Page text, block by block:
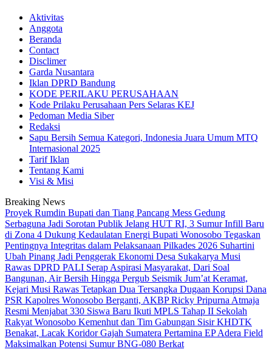
Aktivitas
Anggota
Beranda
Contact
Disclimer
Garda Nusantara
Iklan DPRD Bandung
KODE PERILAKU PERUSAHAAN
Kode Prilaku Perusahaan Pers Selaras KEJ
Pedoman Media Siber
Redaksi
Sapu Bersih Semua Kategori, Indonesia Juara Umum MTQ
Internasional 2025
Tarif Iklan
Tentang Kami
Visi & Misi
Breaking News
Proyek Rumdin Bupati dan Tiang Pancang Mess Gedung
Serbaguna Jadi Sorotan Publik Jelang HUT RI, 3 Sumur Infill Baru
di Zona 4 Dukung Kedaulatan Energi Bupati Wonosobo Tegaskan
Pentingnya Integritas dalam Pelaksanaan Pilkades 2026 Suhartini
Ubah Pinang Jadi Penggerak Ekonomi Desa Sukakarya Musi
Rawas DPRD PALI Serap Aspirasi Masyarakat, Dari Soal
Bangunan, Air Bersih Hingga Pergub Seismik Jum’at Keramat,
Kejari Musi Rawas Tetapkan Dua Tersangka Dugaan Korupsi Dana
PSR Kapolres Wonosobo Berganti, AKBP Ricky Pripurna Atmaja
Resmi Menjabat 330 Siswa Baru Ikuti MPLS Tahap II Sekolah
Rakyat Wonosobo Kemenhut dan Tim Gabungan Sisir KHDTK
Benakat, Lacak Koridor Gajah Sumatera Pertamina EP Adera Field
Maksimalkan Potensi Sumur BNG-080 Berkat